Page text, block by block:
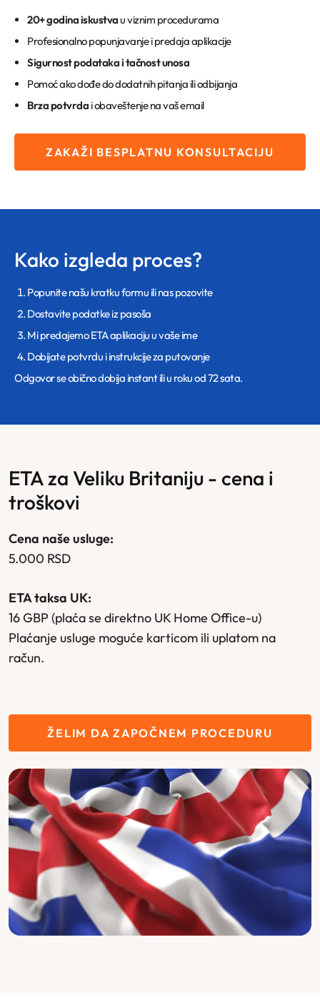
20+ godina iskustvau viznim procedurama
Profesionalno popunjavanje i predaja aplikacije
Sigurnost podataka i tačnost unosa
Pomoć ako dođe do dodatnih pitanja ili odbijanja
Brza potvrda i obaveštenje na vaš email
ZAKAŽI BESPLATNU KONSULTACIJU
Kako izgleda proces?
Popunite našu kratku formu ili nas pozovite
Dostavite podatke iz pasoša
Mi predajemo ETA aplikaciju u vaše ime
Dobijate potvrdu i instrukcije za putovanje
Odgovor se obično dobija instant ili u roku od 72 sata.
ETA za Veliku Britaniju - cena i
troškovi
Cena naše usluge:
5.000 RSD
ETA taksa UK:
16 GBP (plaća se direktno UK Home Office-u)
Plaćanje usluge moguće karticom ili uplatom na
račun.
ŽELIM DA ZAPOČNEM PROCEDURU